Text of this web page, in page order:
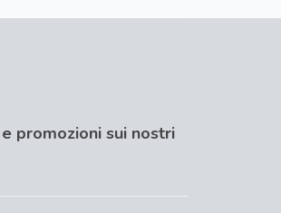
promozioni sui nostri